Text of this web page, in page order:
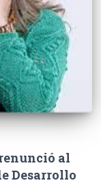
al
Desarrollo